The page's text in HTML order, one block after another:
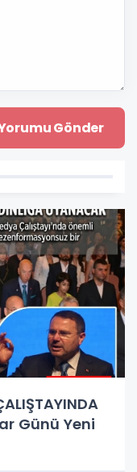
Günü Yeni